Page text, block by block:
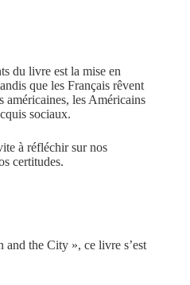
du livre est la mise en
que les Français rêvent
américaines, les Américains
sociaux.
à réfléchir sur nos
certitudes.
and the City », ce livre s’est